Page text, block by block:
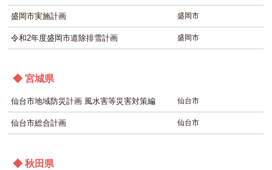
盛岡市実施計画 盛岡市
令和2年度盛岡市道除排雪計画 盛岡市
◆ 宮城県
仙台市地域防災計画 風水害等災害対策編 仙台市
仙台市総合計画 仙台市
◆ 秋田県